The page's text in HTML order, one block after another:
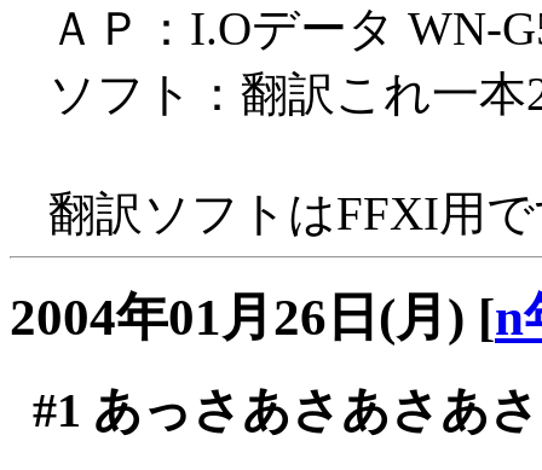
ＡＰ：I.Oデータ WN-
ソフト：翻訳これ一本
翻訳ソフトはFFXI用
2004年01月26日(月) [n
#1 あっさあさあさあ